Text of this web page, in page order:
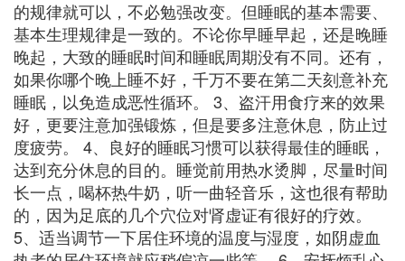
的规律就可以，不必勉强改变。但睡眠的基本需要、
基本生理规律是一致的。不论你早睡早起，还是晚睡
晚起，大致的睡眠时间和睡眠周期没有不同。还有，
如果你哪个晚上睡不好，千万不要在第二天刻意补充
睡眠，以免造成恶性循环。 3、盗汗用食疗来的效果
好，更要注意加强锻炼，但是要多注意休息，防止过
度疲劳。 4、良好的睡眠习惯可以获得最佳的睡眠，
达到充分休息的目的。睡觉前用热水烫脚，尽量时间
长一点，喝杯热牛奶，听一曲轻音乐，这也很有帮助
的，因为足底的几个穴位对肾虚证有很好的疗效。
5、适当调节一下居住环境的温度与湿度，如阴虚血